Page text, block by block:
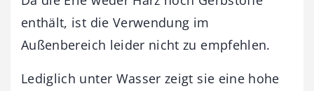
enthält, ist die Verwendung im
Außenbereich leider nicht zu empfehlen.
Lediglich unter Wasser zeigt sie eine hohe